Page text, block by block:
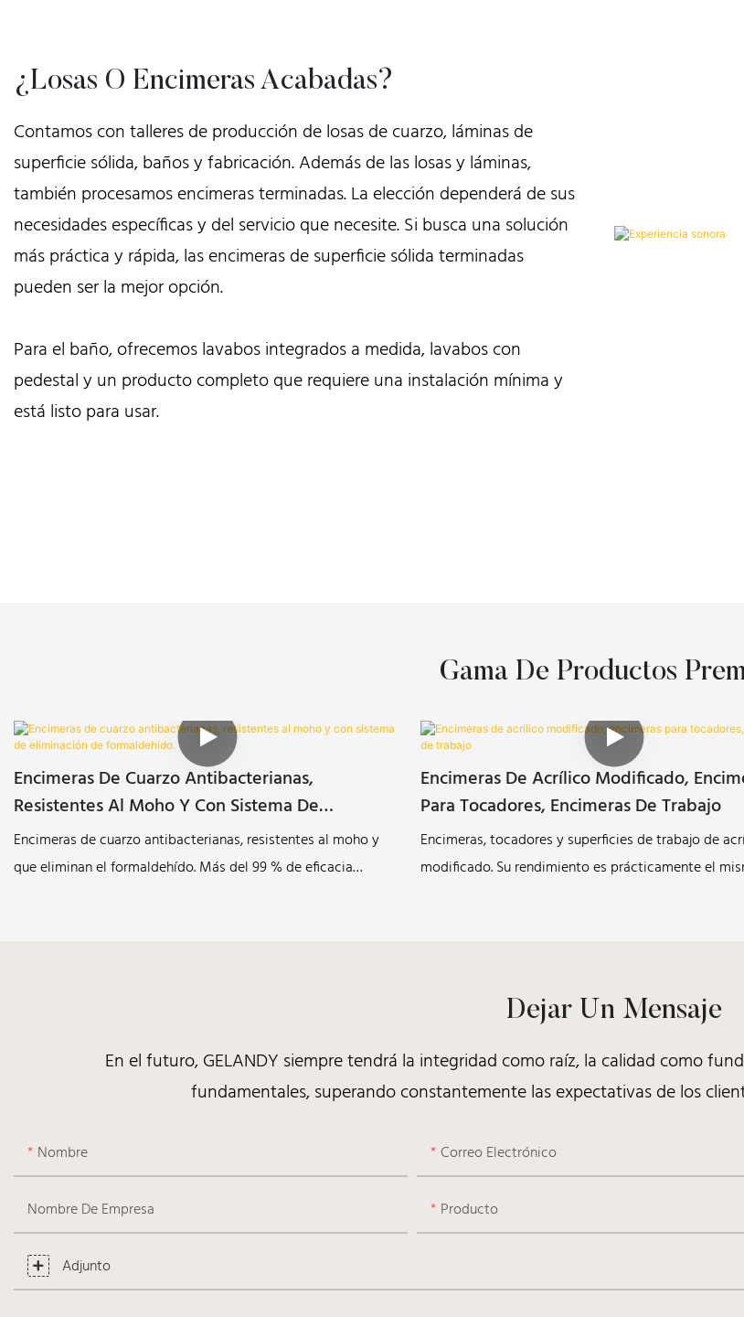
¿Losas O Encimeras Acabadas?
Contamos con talleres de producción de losas de cuarzo, láminas de
superficie sólida, baños y fabricación. Además de las losas y láminas,
también procesamos encimeras terminadas. La elección dependerá de sus
necesidades específicas y del servicio que necesite. Si busca una solución
más práctica y rápida, las encimeras de superficie sólida terminadas
pueden ser la mejor opción.
Para el baño, ofrecemos lavabos integrados a medida, lavabos con
pedestal y un producto completo que requiere una instalación mínima y
está listo para usar.
Gama De Productos
Encimeras De Cuarzo Antibacterianas,
Resistentes Al Moho Y Con Sistema De
Eliminación De Formaldehído.
Encimeras de cuarzo antibacterianas, resistentes al moho y
que eliminan el formaldehído. Más del 99 % de eficacia
Encimeras De Acrílico Modificado,
Para Tocadores, Encimeras De Trabajo
Encimeras, tocadores y superficies de trabajo de
modificado. Su rendimiento es prácticamente el
Dejar Un Mensaje
En el futuro, GELANDY siempre tendrá la integridad como raíz, la calidad como
fundamentales, superando constantemente las expectativas de los
Nombre Correo Electrónico
Nombre De Empresa Producto
Adjunto